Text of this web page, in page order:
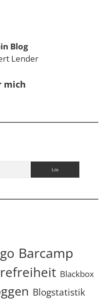
Blog
Lender
mich
Barcamp
Blackbox
Blogstatistik